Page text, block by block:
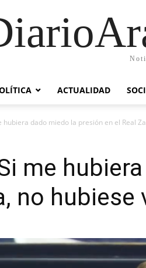
ACTUALIDAD
hubiera dado miedo la presión en el Real
me
no hubiese